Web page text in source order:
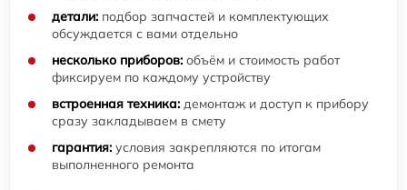
детали: подбор запчастей и комплектующих
обсуждается с вами отдельно
несколько приборов: объём и стоимость работ
фиксируем по каждому устройству
встроенная техника: демонтаж и доступ к прибору
сразу закладываем в смету
гарантия: условия закрепляются по итогам
выполненного ремонта